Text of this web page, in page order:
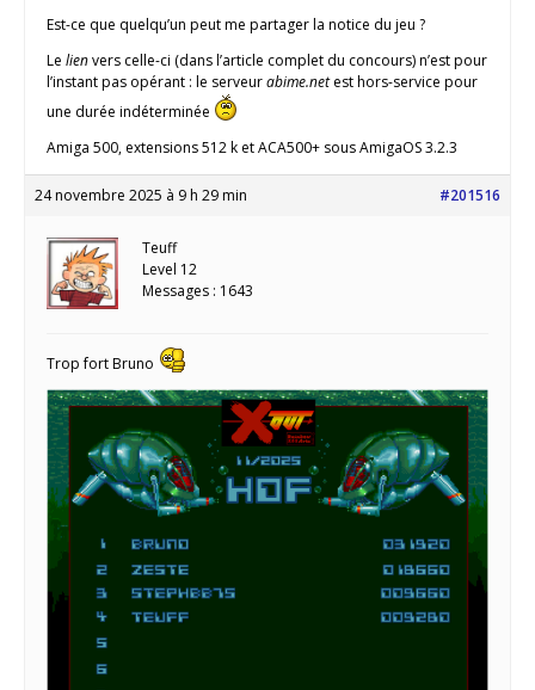
Est-ce que quelqu’un peut me partager la notice du jeu ?
Le lienvers celle-ci (dans l’article complet du concours) n’est pour
l’instant pas opérant : le serveurabime.netest hors-service pour
une durée indéterminée
Amiga 500, extensions 512 k et ACA500+ sous AmigaOS 3.2.3
24 novembre 2025 à 9 h 29 min #201516
Teuff
Level 12
Messages : 1643
Trop fort Bruno